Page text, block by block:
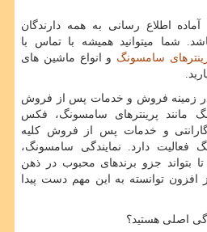
اطلاع رسانی به همه دارندگان
شما میتوانید همیشه با تماس با
سامسونگ و انواع ماشین های
زمینه فروش و خدمات پس از فروش
مانند پرینترهای سامسونگ، فکس
و خدمات پس از فروش کلیه
فعالیت دارد. نمایندگی سامسونگ،
بتواند جزو برندهای محبوب در ذهن
افزون توانسته به این مهم دست پیدا
اصلی هستید؟